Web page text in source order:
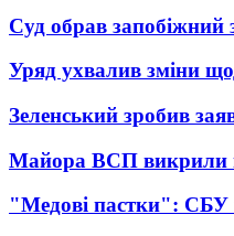
Суд обрав запобіжний
Уряд ухвалив зміни
Зеленський зробив
Майора ВСП викрили
"Медові пастки": СБУ